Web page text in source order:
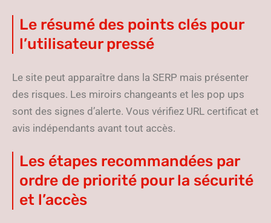
Le résumé des points clés pour
l’utilisateur pressé
Le site peut apparaître dans la SERP mais présenter
des risques. Les miroirs changeants et les pop ups
sont des signes d’alerte. Vous vérifiez URL certificat et
avis indépendants avant tout accès.
Les étapes recommandées par
ordre de priorité pour la sécurité
et l’accès